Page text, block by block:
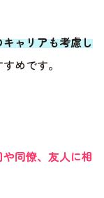
キャリアも考慮し
めです。
や同僚、友人に相